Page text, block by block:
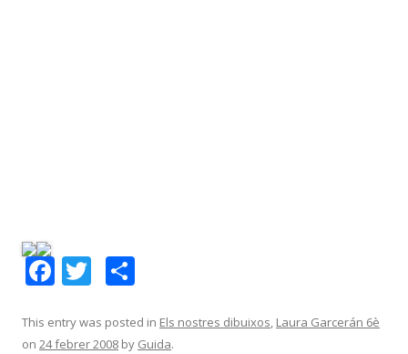
F
e
T
itt m
This entry was posted in Els nostres dibuixos, Laura Garcerán 6è
on 24 febrer 2008 by Guida.